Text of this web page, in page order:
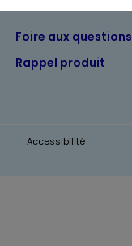
Foire aux questions
Rappel produit
Accessibilité